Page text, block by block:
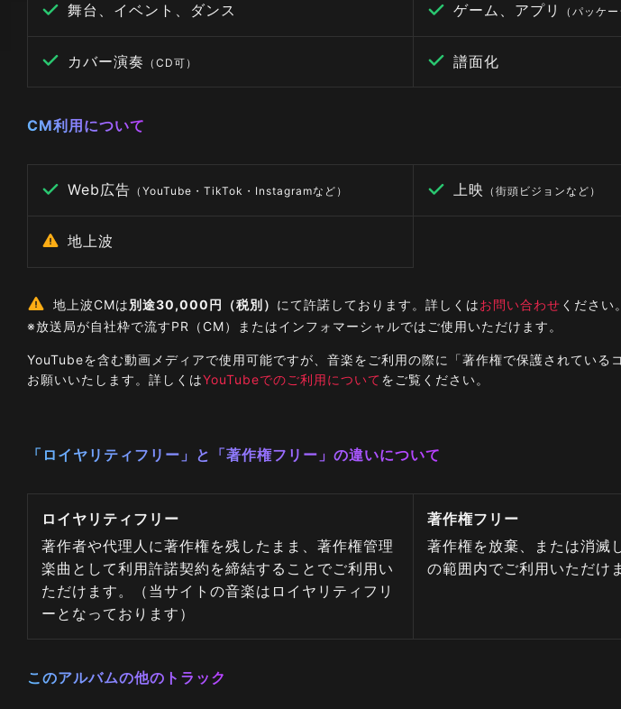
舞台、イベント、ダンス ゲーム、アプリ （パッケ
カバー演奏 （CD可） 譜面化
CM利用について
Web広告 （YouTube・TikTok・Instagramなど） 上映 （街頭ビジョンなど）
地上波
地上波CMは別途30,000円（税別） にて許諾しております。詳しくはお問い合わせ ください。
※放送局が自社枠で流すPR（CM）またはインフォマーシャルではご使用いただけます。
YouTubeを含む動画メディアで使用可能ですが、音楽をご利用の際に「著作権で保護されてい
お願いいたします。詳しくはYouTubeでのご利用についてをご覧ください。
「ロイヤリティフリー」と「著作権フリー」の違いについて
ロイヤリティフリー
著作者や代理人に著作権を残したまま、著作権管理
楽曲として利用許諾契約を締結することでご利用い
ただけます。（当サイトの音楽はロイヤリティフリ
ーとなっております）
著作権フリー
著作権を放棄、または消滅
の範囲内でご利用いただけ
このアルバムの他のトラック